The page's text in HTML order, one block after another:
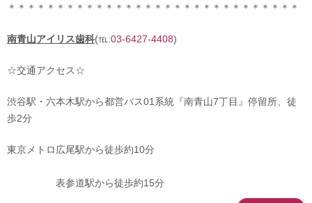
＊＊＊＊＊＊＊＊＊＊＊＊＊＊＊＊＊＊＊＊＊＊＊＊＊＊＊＊＊＊
南青山アイリス歯科(℡:03-6427-4408)
☆交通アクセス☆
渋谷駅・六本木駅から都営バス01系統『南青山7丁目』停留所、徒
歩2分
東京メトロ広尾駅から徒歩約10分
表参道駅から徒歩約15分